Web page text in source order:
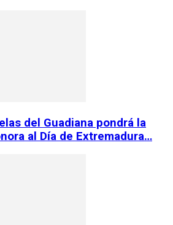
del Guadiana pondrá la
al Día de Extremadura…